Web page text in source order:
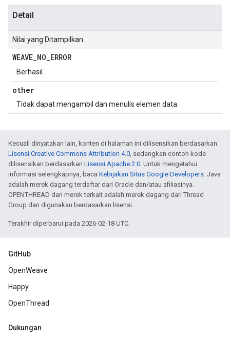
Detail
Nilai yang Ditampilkan
WEAVE_NO_ERROR
Berhasil.
other
Tidak dapat mengambil dan menulis elemen data.
Kecuali dinyatakan lain, konten di halaman ini dilisensikan berdasarkan
Lisensi Creative Commons Attribution 4.0, sedangkan contoh kode
dilisensikan berdasarkan Lisensi Apache 2.0. Untuk mengetahui
informasi selengkapnya, baca Kebijakan Situs Google Developers. Java
adalah merek dagang terdaftar dari Oracle dan/atau afiliasinya.
OPENTHREAD dan merek terkait adalah merek dagang dari Thread
Group dan digunakan berdasarkan lisensi.
Terakhir diperbarui pada 2026-02-18 UTC.
GitHub
OpenWeave
Happy
OpenThread
Dukungan